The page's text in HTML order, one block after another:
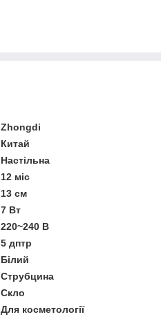
Zhongdi
Китай
Настільна
12 міс
13 см
7 Вт
220~240 В
5 дптр
Білий
Струбцина
Скло
Для косметології